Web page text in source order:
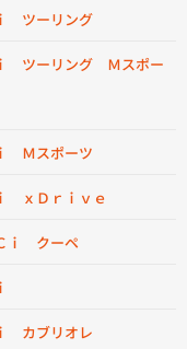
ツーリング
ツーリング Ｍスポー
Ｍスポーツ
ｘＤｒｉｖｅ
ｉ クーペ
カブリオレ